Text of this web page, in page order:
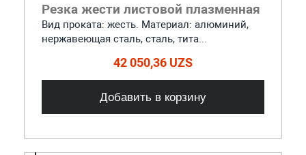
Резка жести листовой плазменная
Вид проката: жесть. Материал: алюминий,
нержавеющая сталь, сталь, тита...
42 050,36 UZS
Добавить в корзину